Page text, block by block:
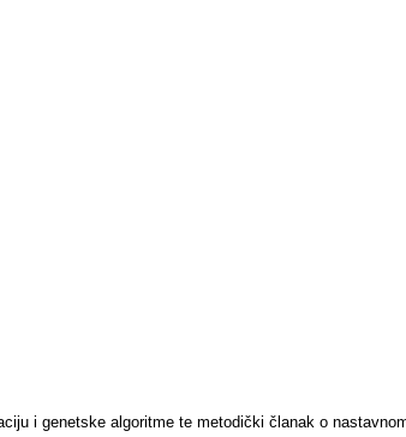
i genetske algoritme te metodički članak o